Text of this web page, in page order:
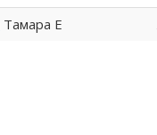
Тамара Е